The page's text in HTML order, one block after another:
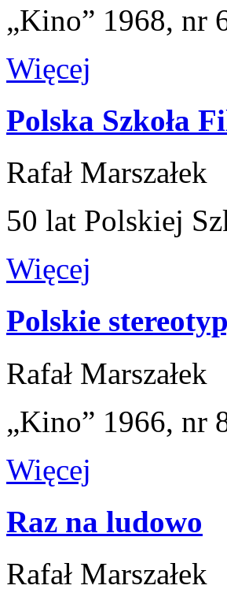
„Kino” 1968, nr
Więcej
Polska Szkoła
Rafał Marszałek
50 lat Polskiej
Więcej
Polskie
Rafał Marszałek
„Kino” 1966, nr
Więcej
Raz na ludowo
Rafał Marszałek